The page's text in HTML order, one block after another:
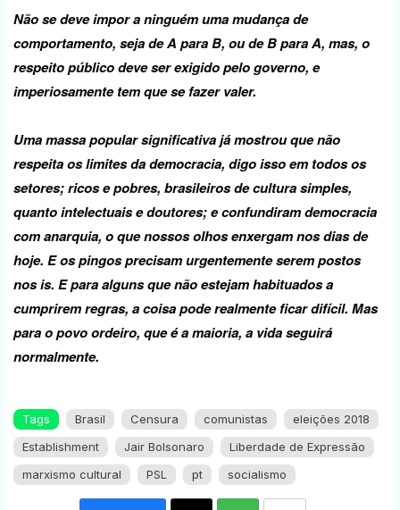
Não se deve impor a ninguém uma mudança de
comportamento, seja de A para B, ou de B para A, mas, o
respeito público deve ser exigido pelo governo, e
imperiosamente tem que se fazer valer.
Uma massa popular significativa já mostrou que não
respeita os limites da democracia, digo isso em todos os
setores; ricos e pobres, brasileiros de cultura simples,
quanto intelectuais e doutores; e confundiram democracia
com anarquia, o que nossos olhos enxergam nos dias de
hoje. E os pingos precisam urgentemente serem postos
nos is. E para alguns que não estejam habituados a
cumprirem regras, a coisa pode realmente ficar difícil. Mas
para o povo ordeiro, que é a maioria, a vida seguirá
normalmente.
Tags Brasil Censura comunistas
eleições 2018
Establishment
Jair Bolsonaro
Liberdade de Expressão
marxismo cultural
PSL pt socialismo